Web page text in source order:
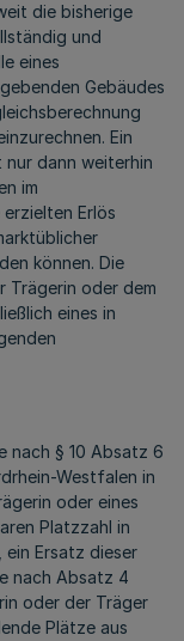
die bisherige
und
eines
Gebäudes
Ein
dann weiterhin
im
Erlös
können. Die
Trägerin oder dem
eines in
nach § 10 Absatz 6
Westfalen in
oder eines
Platzzahl in
Ersatz dieser
nach Absatz 4
oder der Träger
Plätze aus